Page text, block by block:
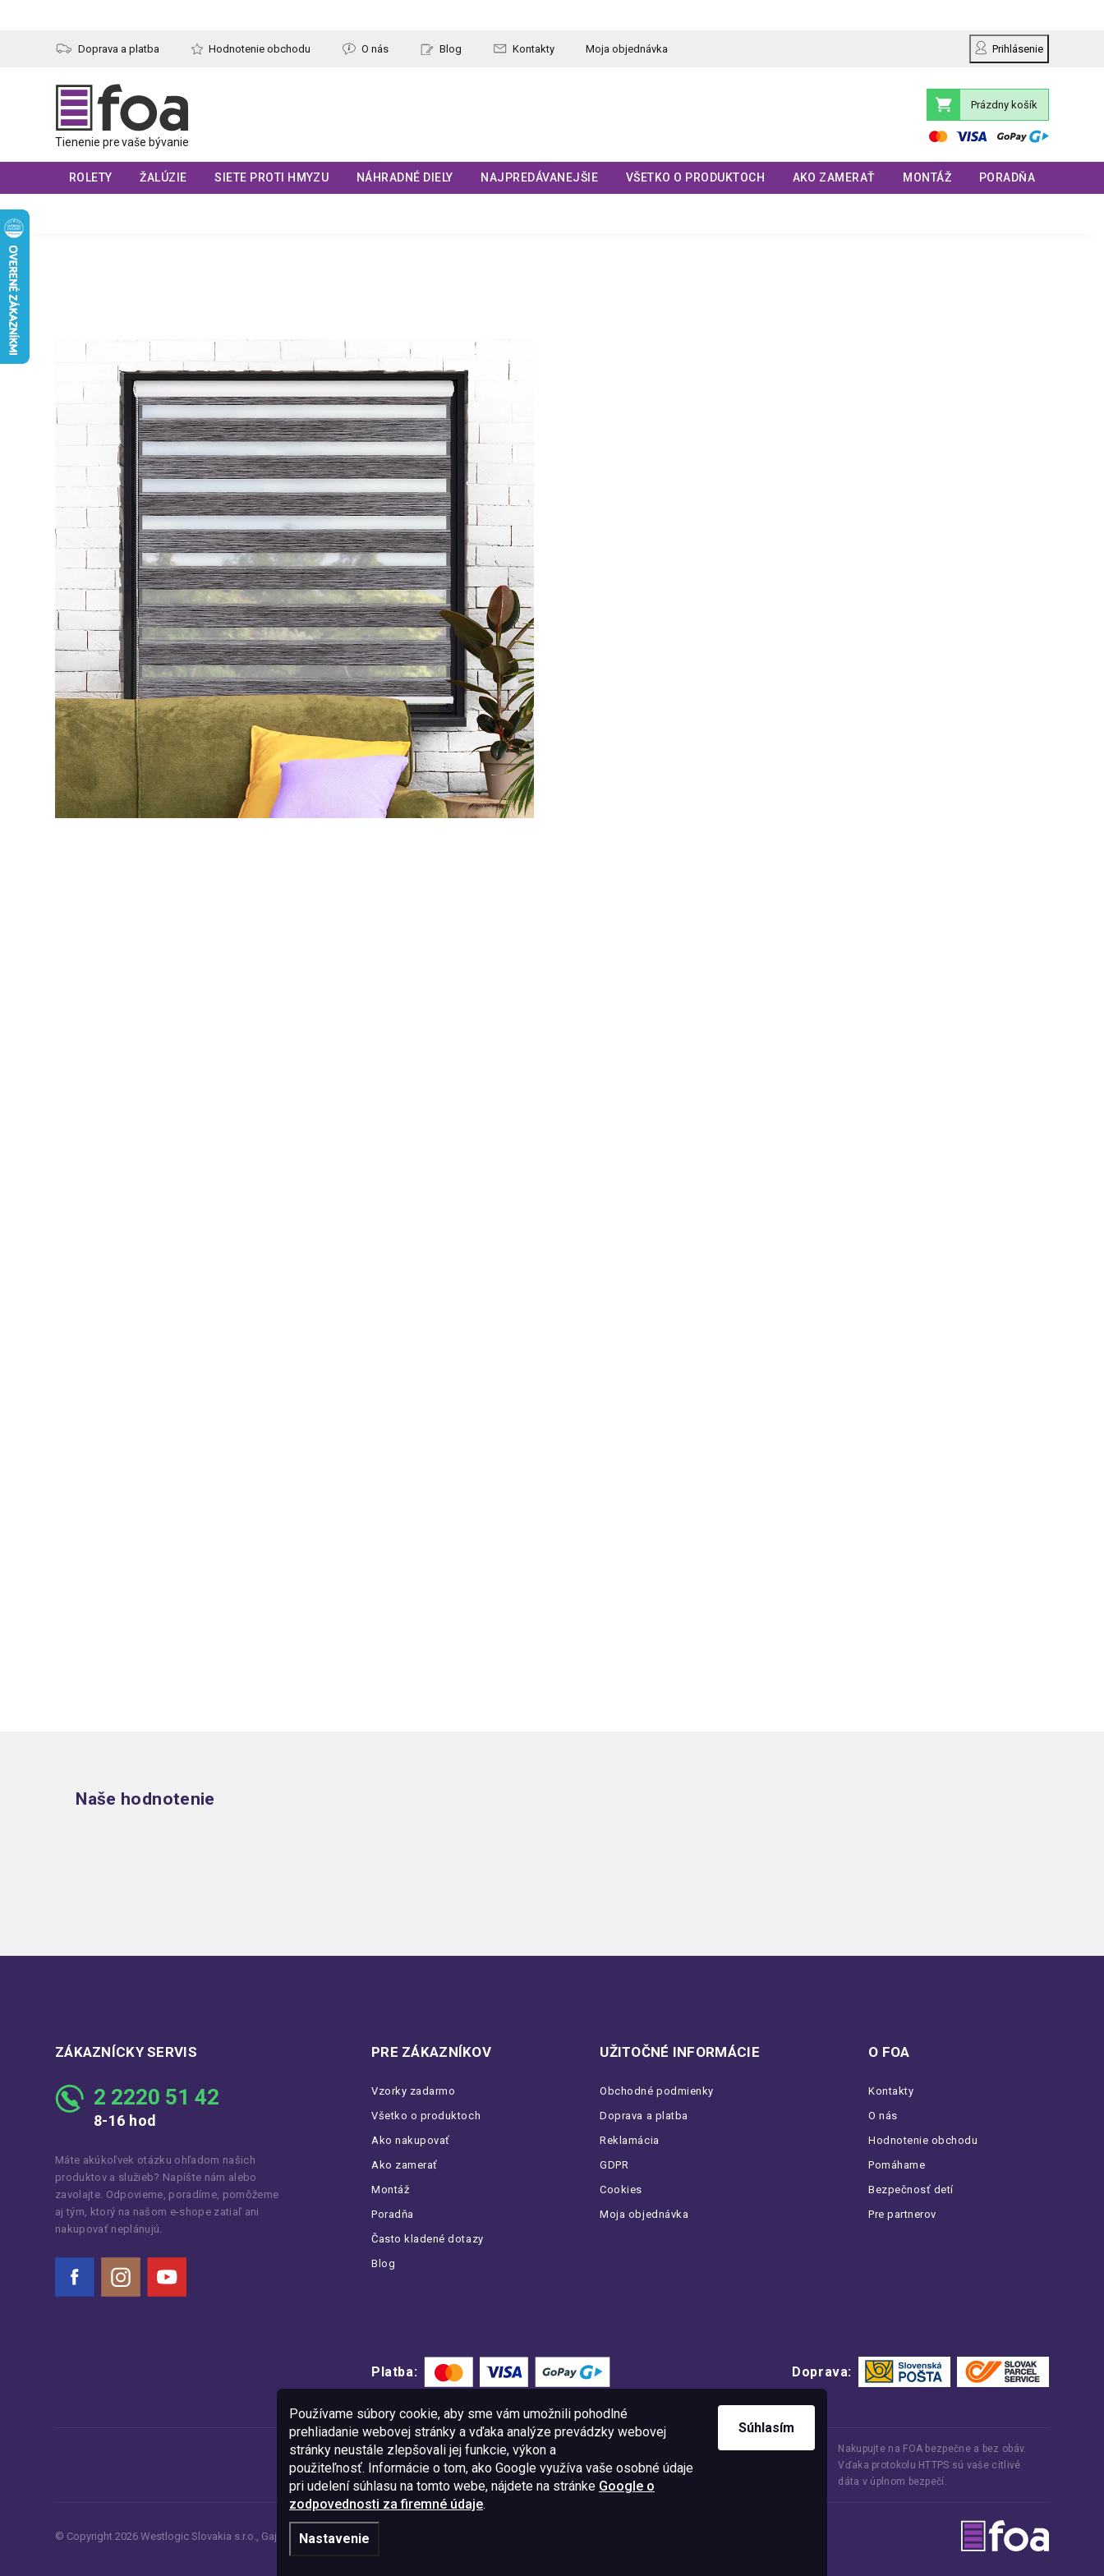
Používame súbory cookie, aby sme vám umožnili pohodlné
prehliadanie webovej stránky a vďaka analýze prevádzky webovej
stránky neustále zlepšovali jej funkcie, výkon a
použiteľnosť. Informácie o tom, ako Google využíva vaše osobné údaje
pri udelení súhlasu na tomto webe, nájdete na stránke Google o
zodpovednosti za firemné údaje.
Nastavenie
Súhlasím
Doprava a platba Hodnotenie obchodu O nás Blog Kontakty Moja objednávka Prihlásenie
Nákupný
košík
Prázdny košík
ROLETY ŽALÚZIE SIETE PROTI HMYZU NÁHRADNÉ DIELY NAJPREDÁVANEJŠIE VŠETKO O PRODUKTOCH AKO ZAMERAŤ MONTÁŽ PORADŇA
Naše hodnotenie
ZÁKAZNÍCKY SERVIS
2 2220 51 42
8-16 hod
Máte akúkoľvek otázku ohľadom našich
produktov a služieb? Napíšte nám alebo
zavolajte. Odpovieme, poradíme, pomôžeme
aj tým, ktorý na našom e-shope zatiaľ ani
nakupovať neplánujú.
Instagram
PRE ZÁKAZNÍKOV
Vzorky zadarmo
Všetko o produktoch
Ako nakupovať
Ako zamerať
Montáž
Poradňa
Často kladené dotazy
Blog
UŽITOČNÉ INFORMÁCIE
Obchodné podmienky
Doprava a platba
Reklamácia
GDPR
Cookies
Moja objednávka
O FOA
Kontakty
O nás
Hodnotenie obchodu
Pomáhame
Bezpečnosť detí
Pre partnerov
Platba: Doprava:
Nakupujte na FOA bezpečne a bez obáv.
Vďaka protokolu HTTPS sú vaše citlivé
dáta v úplnom bezpečí.
© Copyright 2026 Westlogic Slovakia s.r.o., Gajova 4, Bratislava, 811 09